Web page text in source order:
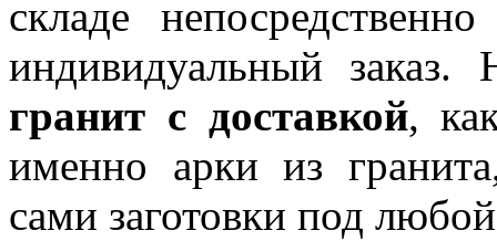
складе
индивидуальный заказ.
гранит с доставкой,
именно арки из
сами заготовки под